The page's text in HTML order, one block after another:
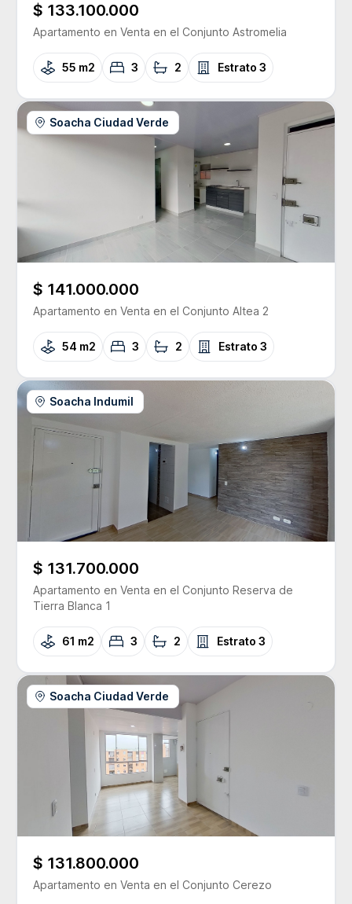
$ 133.100.000
Apartamento en Venta en el Conjunto Astromelia
55 m2 3 2 Estrato 3
Soacha Ciudad Verde
$ 141.000.000
Apartamento en Venta en el Conjunto Altea 2
54 m2 3 2 Estrato 3
Soacha Indumil
$ 131.700.000
Apartamento en Venta en el Conjunto Reserva de
Tierra Blanca 1
61 m2 3 2 Estrato 3
Soacha Ciudad Verde
$ 131.800.000
Apartamento en Venta en el Conjunto Cerezo